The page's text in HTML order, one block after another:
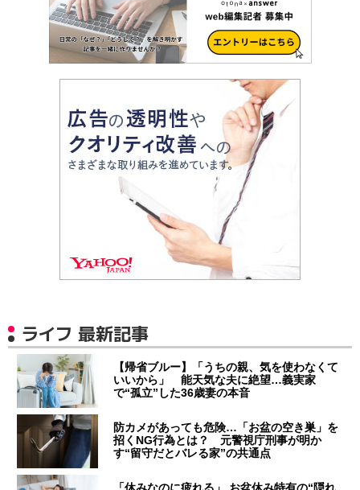
ライフ 最新記事
【帰省ブルー】「うちの親、気を使わなくて
いいから」 能天気な夫に絶望…義実家
で“孤立”した36歳妻の本音
防カメがあっても危険…「お盆の空き巣」を
招くNG行為とは？ 元警視庁刑事が明か
す“留守だとバレる家”の共通点
「休みなのに疲れる」 お盆休み特有の“隠れ